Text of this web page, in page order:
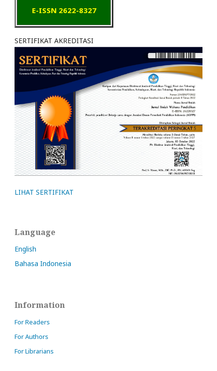
E-ISSN 2622-8327
SERTIFIKAT AKREDITASI
LIHAT SERTIFIKAT
Language
English
Bahasa Indonesia
Information
For Readers
For Authors
For Librarians